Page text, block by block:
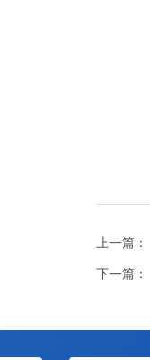
上一篇：
下一篇：